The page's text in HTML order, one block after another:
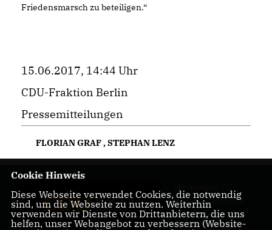
Friedensmarsch zu beteiligen.“
15.06.2017, 14:44 Uhr
CDU-Fraktion Berlin
Pressemitteilungen
FLORIAN GRAF,STEPHAN LENZ
Abgeordneten aus
allen Bezirken
Berlins sind wir die
Cookie Hinweis
Diese Webseite verwendet Cookies, die notwendig
sind, um die Webseite zu nutzen. Weiterhin
verwenden wir Dienste von Drittanbietern, die uns
helfen, unser Webangebot zu verbessern (Website-